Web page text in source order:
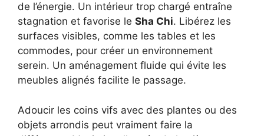
de l’énergie. Un intérieur trop chargé entraîne
stagnation et favorise le Sha Chi. Libérez les
surfaces visibles, comme les tables et les
commodes, pour créer un environnement
serein. Un aménagement fluide qui évite les
meubles alignés facilite le passage.
Adoucir les coins vifs avec des plantes ou des
objets arrondis peut vraiment faire la